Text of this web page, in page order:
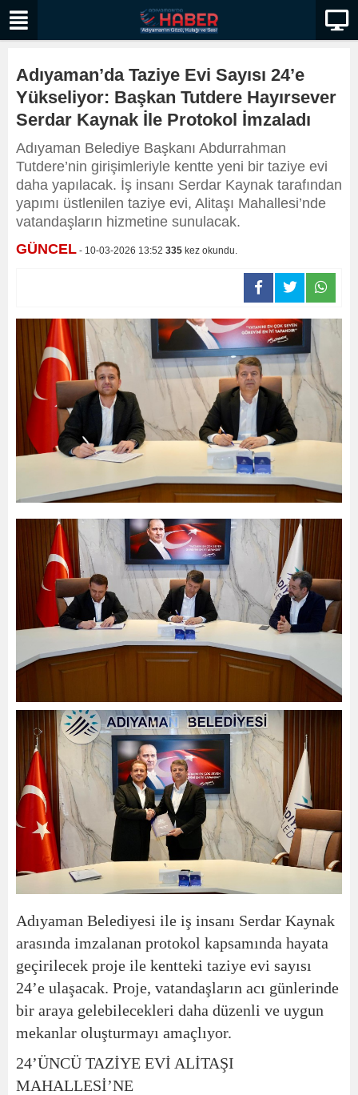
Adıyaman’da Taziye Evi Sayısı 24’e
Yükseliyor: Başkan Tutdere Hayırsever
Serdar Kaynak İle Protokol İmzaladı
Adıyaman Belediye Başkanı Abdurrahman
Tutdere’nin girişimleriyle kentte yeni bir taziye evi
daha yapılacak. İş insanı Serdar Kaynak tarafından
yapımı üstlenilen taziye evi, Alitaşı Mahallesi’nde
vatandaşların hizmetine sunulacak.
GÜNCEL - 10-03-2026 13:52 335 kez okundu.
Adıyaman Belediyesi ile iş insanı Serdar Kaynak
arasında imzalanan protokol kapsamında hayata
geçirilecek proje ile kentteki taziye evi sayısı
24’e ulaşacak. Proje, vatandaşların acı günlerinde
bir araya gelebilecekleri daha düzenli ve uygun
mekanlar oluşturmayı amaçlıyor.
24’ÜNCÜ TAZİYE EVİ ALİTAŞI
MAHALLESİ’NE